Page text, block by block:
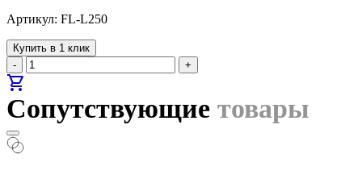
Артикул: FL-L250
Купить в 1 клик
-
+
shopping_cart
Сопутствующие товары